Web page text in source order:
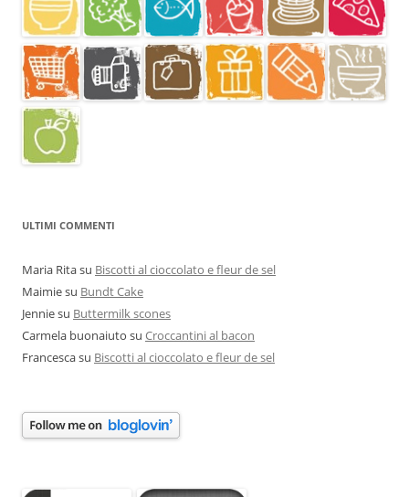
ULTIMI COMMENTI
Maria Ritasu Biscotti al cioccolato e fleur de sel
Maimiesu Bundt Cake
Jenniesu Buttermilk scones
Carmela buonaiuto su Croccantini al bacon
Francescasu Biscotti al cioccolato e fleur de sel